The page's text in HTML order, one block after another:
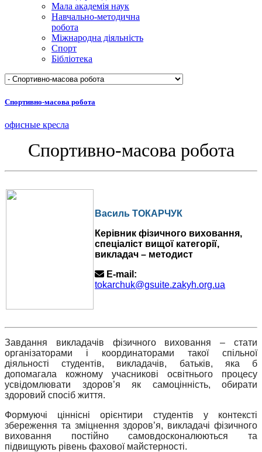
Мала академія наук
Навчально-методична
робота
Міжнародна діяльність
Спорт
Бібліотека
Спортивно-масова робота
офисные кресла
Спортивно-масова робота
Василь ТОКАРЧУК
Керівник фізичного виховання,
спеціаліст вищої категорії,
викладач – методист
E-mail:
tokarchuk@gsuite.zakyh.org.ua
Завдання викладачів фізичного виховання – стати
організаторами і координаторами такої спільної
діяльності студентів, викладачів, батьків, яка б
допомагала кожному учасникові освітнього процесу
усвідомлювати здоров’я як самоцінність, обирати
здоровий спосіб життя.
Формуючі ціннісні орієнтири студентів у контексті
збереження та зміцнення здоров’я, викладачі фізичного
виховання постійно самовдосконалюються та
підвищують рівень фахової майстерності.